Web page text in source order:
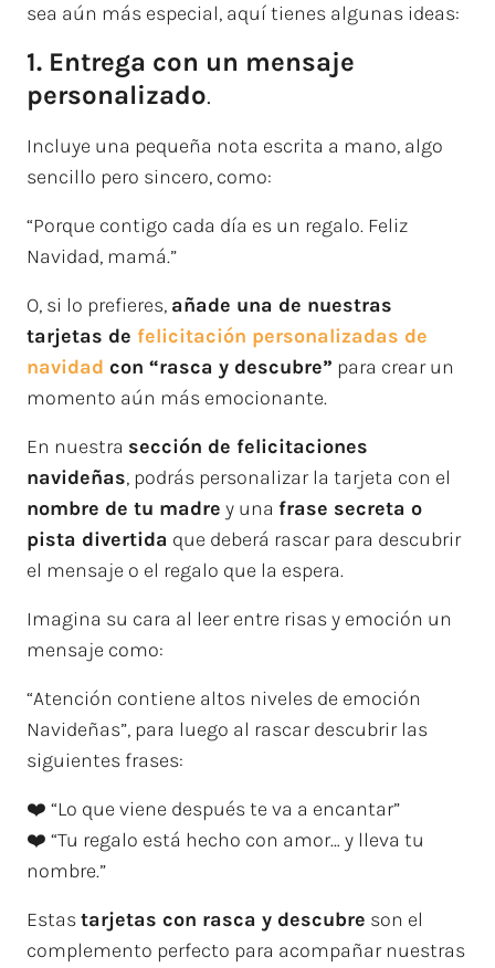
sea aún más especial, aquí tienes algunas ideas:
1. Entrega con un mensaje
personalizado.
Incluye una pequeña nota escrita a mano, algo
sencillo pero sincero, como:
“Porque contigo cada día es un regalo. Feliz
Navidad, mamá.”
O, si lo prefieres, añade una de nuestras
tarjetas de felicitación personalizadas de
navidad con “rasca y descubre” para crear un
momento aún más emocionante.
En nuestra sección de felicitaciones
navideñas, podrás personalizar la tarjeta con el
nombre de tu madre y una frase secreta o
pista divertida que deberá rascar para descubrir
el mensaje o el regalo que la espera.
Imagina su cara al leer entre risas y emoción un
mensaje como:
“Atención contiene altos niveles de emoción
Navideñas”, para luego al rascar descubrir las
siguientes frases:
❤️ “Lo que viene después te va a encantar”
❤️ “Tu regalo está hecho con amor… y lleva tu
nombre.”
Estastarjetas con rasca y descubre son el
complemento perfecto para acompañar nuestras